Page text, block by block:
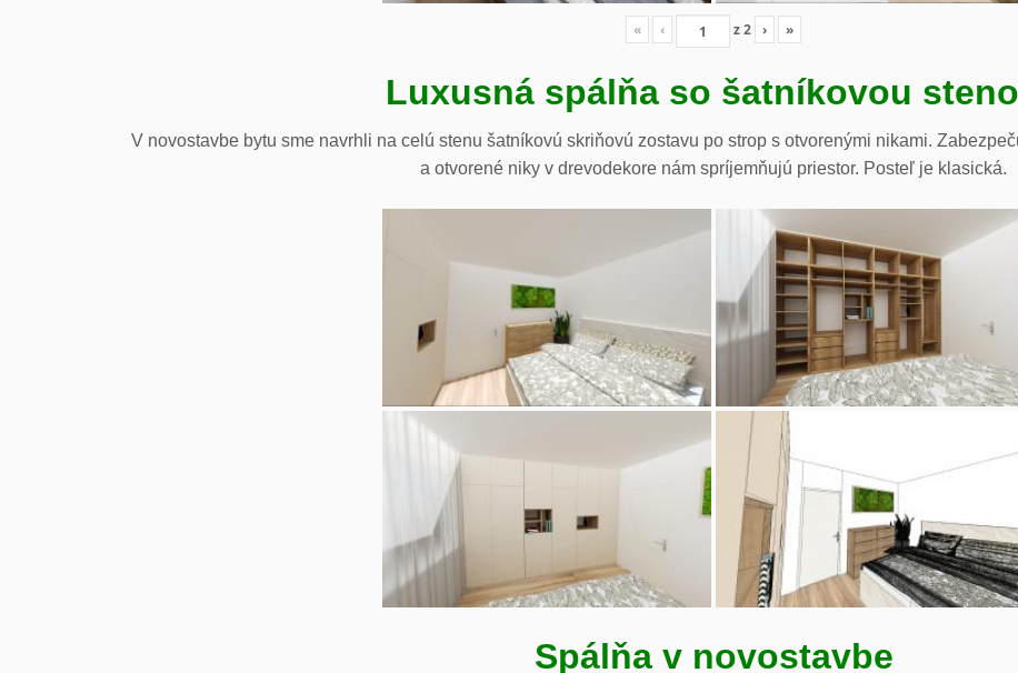
« ‹ z2 › »
Luxusná spálňa so šatníkovou
V novostavbe bytu sme navrhli na celú stenu šatníkovú skriňovú zostavu po strop s otvorenými nikami.
a otvorené niky v drevodekore nám spríjemňujú priestor. Posteľ je klasická.
Spálňa v novostavbe